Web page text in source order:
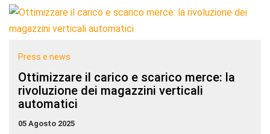
Press e news
Ottimizzare il carico e scarico merce: la
rivoluzione dei magazzini verticali
automatici
05 Agosto 2025